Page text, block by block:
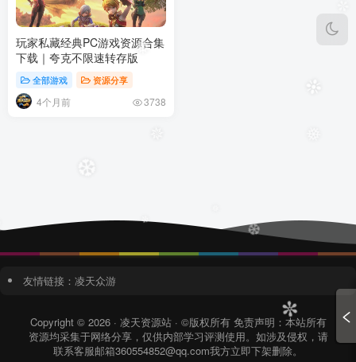
玩家私藏经典PC游戏资源合集
下载｜夸克不限速转存版
全部游戏 资源分享
4个月前 3738
友情链接： 凌天众游
Copyright © 2026 · 凌天资源站 · ©版权所有 免责声明：本站所有
资源均采集于网络分享，仅供内部学习评测使用。如涉及侵权，请
联系客服邮箱360554852@qq.com我方立即下架删除。
❆
✵
✼
❅